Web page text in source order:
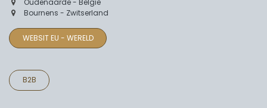
Bournens - Zwitserland
WEBSIT EU - WERELD
B2B